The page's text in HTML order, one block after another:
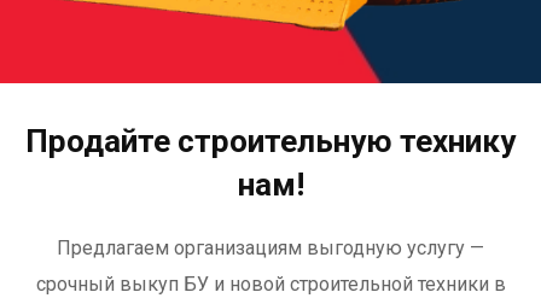
Продайте строительную технику
нам!
Предлагаем организациям выгодную услугу —
срочный выкуп БУ и новой строительной техники в